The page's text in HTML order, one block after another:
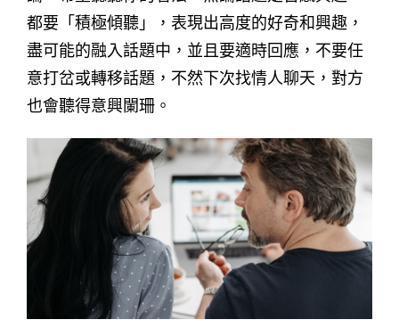
都要「積極傾聽」，表現出高度的好奇和興趣，
盡可能的融入話題中，並且要適時回應，不要任
意打岔或轉移話題，不然下次找情人聊天，對方
也會聽得意興闌珊。